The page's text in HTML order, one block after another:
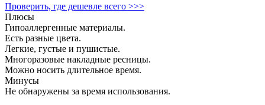
Проверить, где дешевле всего >>>
Плюсы
Гипоаллергенные материалы.
Есть разные цвета.
Легкие, густые и пушистые.
Многоразовые накладные ресницы.
Можно носить длительное время.
Минусы
Не обнаружены за время использования.